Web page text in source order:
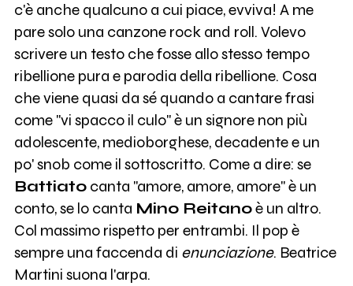
c'è anche qualcuno a cui piace, evviva! A me
pare solo una canzone rock and roll. Volevo
scrivere un testo che fosse allo stesso tempo
ribellione pura e parodia della ribellione. Cosa
che viene quasi da sé quando a cantare frasi
come "vi spacco il culo" è un signore non più
adolescente, medioborghese, decadente e un
po' snob come il sottoscritto. Come a dire: se
Battiatocanta "amore, amore, amore" è un
conto, se lo canta Mino Reitanoè un altro.
Col massimo rispetto per entrambi. Il pop è
sempre una faccenda di enunciazione. Beatrice
Martini suona l'arpa.